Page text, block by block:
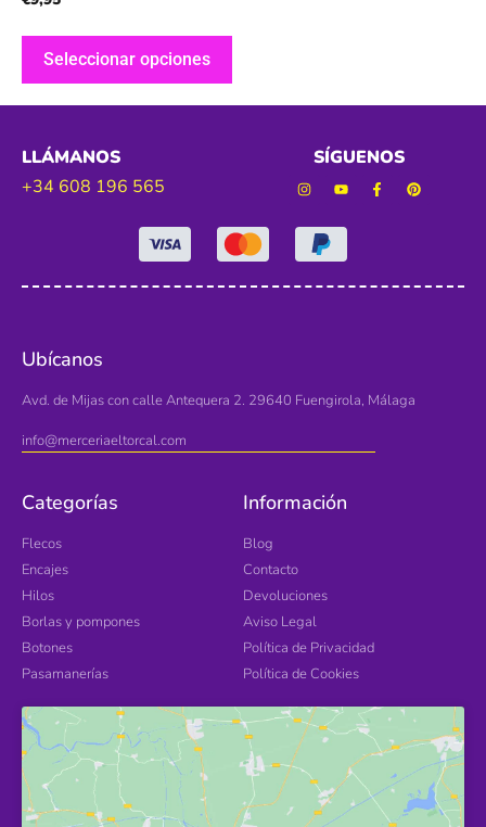
Seleccionar opciones
LLÁMANOS
+34 608 196 565
SÍGUENOS
Ubícanos
Avd. de Mijas con calle Antequera 2. 29640 Fuengirola, Málaga
info@merceriaeltorcal.com
Categorías
Flecos
Encajes
Hilos
Borlas y pompones
Botones
Pasamanerías
Información
Blog
Contacto
Devoluciones
Aviso Legal
Política de Privacidad
Política de Cookies